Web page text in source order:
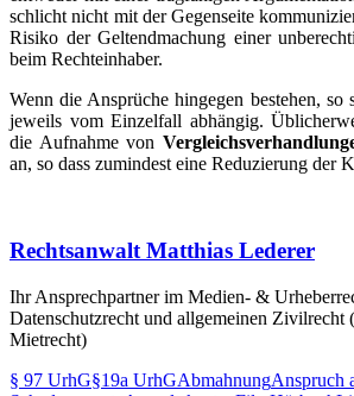
schlicht nicht mit der Gegenseite
Risiko der Geltendmachung einer
beim Rechteinhaber.
Wenn die Ansprüche hingegen bestehen,
jeweils vom Einzelfall abhängig.
die Aufnahme von
an, so dass zumindest eine Reduzierung der
Rechtsanwalt Matthias Lederer
Ihr Ansprechpartner im Medien- &
Datenschutzrecht und allgemeinen Zivilrecht
Mietrecht)
§ 97 UrhG§19a UrhGAbmahnungAnspruch